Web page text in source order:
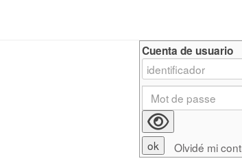
Cuenta de usuario
Olvidé mi